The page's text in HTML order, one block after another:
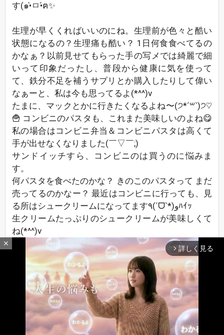
最新レスへ 上へ 下へ
す(๑•̀ㅁ•́ฅ✨
生理が早くくればいいのにね。生理前が色々と酷い
状態になるの？生理痛も酷い？ 1日何食食べてるの
かなぁ？以前見せてもらった手の写メでは綺麗で細
いって印象だったし、普段から健康に気を使って
て、鉄分不足を補うサプリとか購入したりして偉い
なぁーと、私は今も思ってるよ(*^^)v
たまに、マックとかに行きたくなるよね〜(੭*ˊ꒳​ˋ)੭♡
🍟 コンビニのパスタも、これまた美味しいのよね😋
私の場合はコンビニ弁当＆コンビニパスタは高くて
手が出せなくなりました(￣▽￣;)
サンドイッチすら、コンビニのは買うのに悩みま
す。
何パスタを食べたのかな？ きのこのパスタって まだ
売ってるのかなー？ 最近はコンビニに行っても、見
る所はシュークリームになってます٩(ˊᗜˋ*)وﾊｲｯ
生クリームたっぷりのシュークリームが美味しくて
ね(*^^)v
糖尿病だから、1個しか買わないようにしてるよ
(*^^)v
今日は精神科クリニックの通院日です。いつも通り
夕方から行って来るね。帰りは、何処にも寄らずに
帰って来る予定だけど、分からなーい。
No.252020/03/10 11:08
お友達さん3
close
arrow_forward_ios 詳しく見る